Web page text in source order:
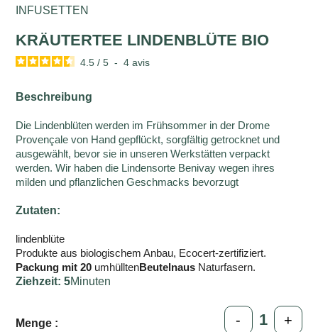
INFUSETTEN
KRÄUTERTEE LINDENBLÜTE BIO
4.5 / 5 - 4avis
Beschreibung
Die Lindenblüten werden im Frühsommer in der Drome
Provençale von Hand gepflückt, sorgfältig getrocknet und
ausgewählt, bevor sie in unseren Werkstätten verpackt
werden. Wir haben die Lindensorte Benivay wegen ihres
milden und pflanzlichen Geschmacks bevorzugt
Zutaten:
lindenblüte
Produkte aus biologischem Anbau, Ecocert-zertifiziert.
Packung mit 20 umhülltenBeutelnaus Naturfasern.
Ziehzeit: 5Minuten
Menge : - +